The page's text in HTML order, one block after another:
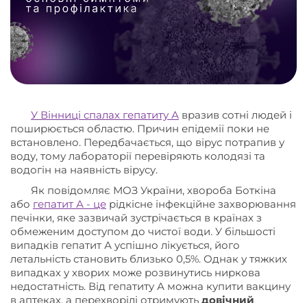
У Вінниці спалах гепатиту А вразив сотні людей і
поширюється областю. Причин епідемії поки не
встановлено. Передбачається, що вірус потрапив у
воду, тому лабораторії перевіряють колодязі та
водогін на наявність вірусу.
Як повідомляє МОЗ України, хвороба Боткіна
або гепатит А - це рідкісне інфекційне захворювання
печінки, яке зазвичай зустрічається в країнах з
обмеженим доступом до чистої води. У більшості
випадків гепатит А успішно лікується, його
летальність становить близько 0,5%. Однак у тяжких
випадках у хворих може розвинутись ниркова
недостатність. Від гепатиту А можна купити вакцину
в аптеках, а перехворілі отримують довічний